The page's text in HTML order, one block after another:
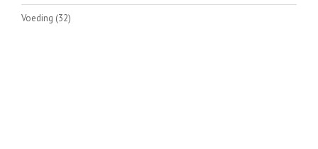
Voeding (32)